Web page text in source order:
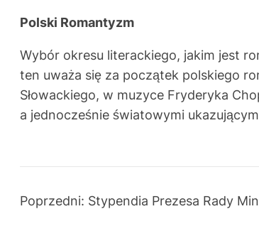
Polski Romantyzm
Wybór okresu literackiego, jakim jest
ten uważa się za początek polskiego
Słowackiego, w muzyce Fryderyka
a jednocześnie światowymi
Poprzedni: Stypendia Prezesa Rady